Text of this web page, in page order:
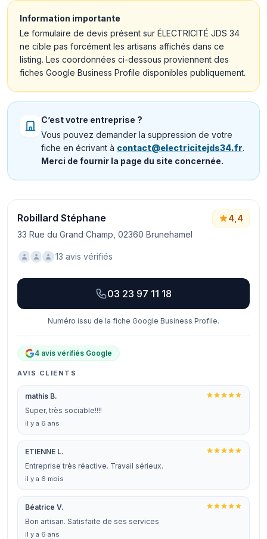
Information importante
Le formulaire de devis présent sur ÉLECTRICITÉ JDS 34
ne cible pas forcément les artisans affichés dans ce
listing. Les coordonnées ci-dessous proviennent des
fiches Google Business Profile disponibles publiquement.
C’est votre entreprise ?
Vous pouvez demander la suppression de votre
fiche en écrivant à contact@electricitejds34.fr.
Merci de fournir la page du site concernée.
Robillard Stéphane
33 Rue du Grand Champ, 02360 Brunehamel
4,4
13 avis vérifiés
03 23 97 11 18
Numéro issu de la fiche Google Business Profile.
4 avis vérifiés Google
AVIS CLIENTS
mathis B.
Super, très sociable!!!!
il y a 6 ans
ETIENNE L.
Entreprise très réactive. Travail sérieux.
il y a 6 mois
Béatrice V.
Bon artisan. Satisfaite de ses services
il y a 6 ans